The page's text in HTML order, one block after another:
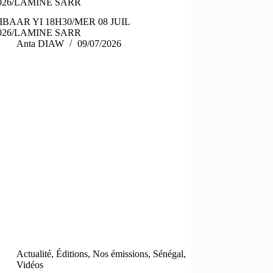
YI 18H30/MER 08 JUIL
LAMINE SARR
Anta DIAW
09/07/2026
Actualité,Éditions,Nos émissions, Sénégal,
Vidéos